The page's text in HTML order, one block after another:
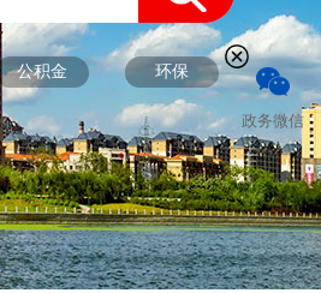
公积金 环保
政务微信